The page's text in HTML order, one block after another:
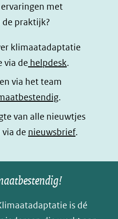
met
praktijk?
klimaatadaptatie
via de helpdesk.
via het team
.
van alle nieuwtjes
via de nieuwsbrief.
is dé